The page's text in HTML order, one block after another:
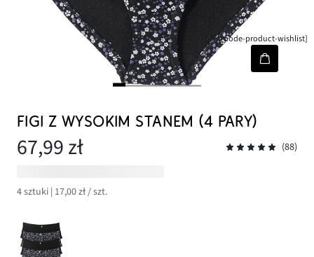
[node-product-wishlist]
FIGI Z WYSOKIM STANEM (4 PARY)
67,99 zł (88)
4 sztuki | 17,00 zł / szt.